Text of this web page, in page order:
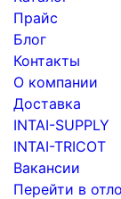
Прайс
Блог
Контакты
О компании
Доставка
INTAI-SUPPLY
INTAI-TRICOT
Вакансии
Перейти в